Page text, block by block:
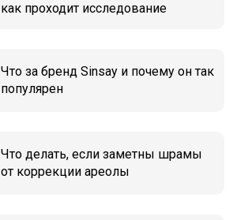
как проходит исследование
Что за бренд Sinsay и почему он так
популярен
Что делать, если заметны шрамы
от коррекции ареолы